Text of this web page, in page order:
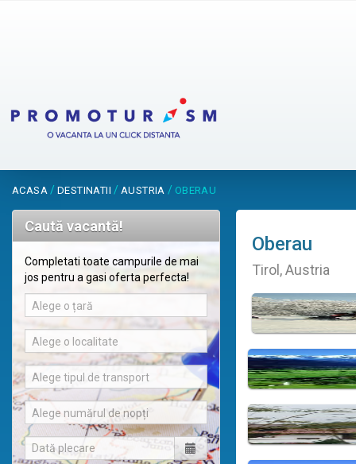
ACASA / DESTINATII / AUSTRIA / OBERAU
Caută vacantă!
Completati toate campurile de mai
jos pentru a gasi oferta perfecta!
Alege o țară
Alege o localitate
Alege tipul de transport
Alege numărul de nopți
Oberau
Tirol, Austria